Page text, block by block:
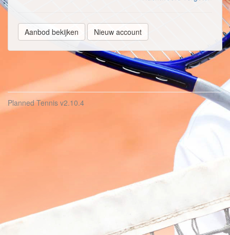
Aanbod bekijken Nieuw account
Planned Tennis v2.10.4